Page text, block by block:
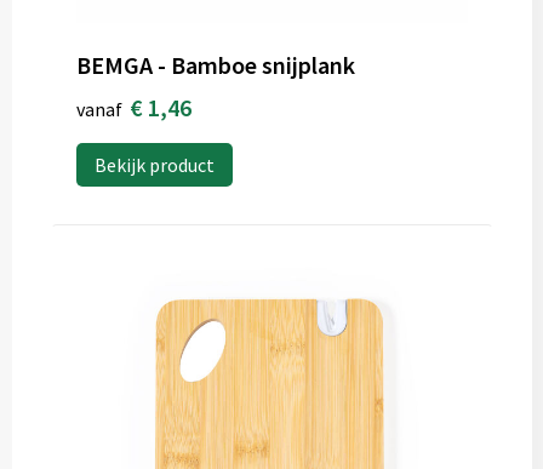
BEMGA - Bamboe snijplank
vanaf € 1,46
Bekijk product